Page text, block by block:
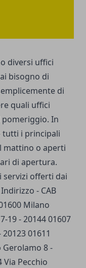
diversi uffici
bisogno di
di
quali uffici
In
tutti i principali
mattino o aperti
di apertura.
offerti dai
- CAB
Milano
19 - 20144 01607
01611
Gerolamo 8 -
Via Pecchio